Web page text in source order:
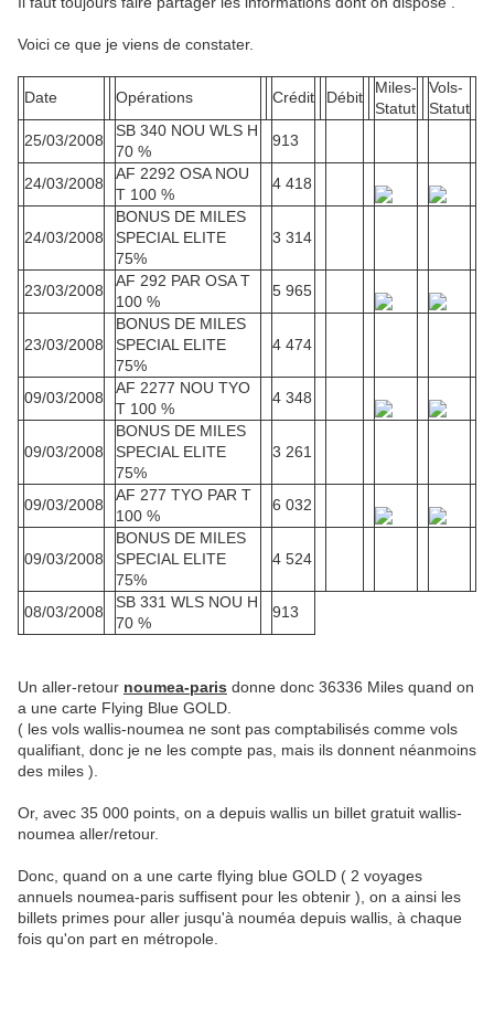
Voici ce que je viens de constater.
Date Opérations Crédit Débit
Miles-
Statut
Vols-
Statut
25/03/2008
SB 340 NOU WLS H
70 %
913
24/03/2008
AF 2292 OSA NOU
T 100 %
4 418
24/03/2008
BONUS DE MILES
SPECIAL ELITE
75%
3 314
23/03/2008
AF 292 PAR OSA T
100 %
5 965
23/03/2008
BONUS DE MILES
SPECIAL ELITE
75%
4 474
09/03/2008
AF 2277 NOU TYO
T 100 %
4 348
09/03/2008
BONUS DE MILES
SPECIAL ELITE
75%
3 261
09/03/2008
AF 277 TYO PAR T
100 %
6 032
09/03/2008
BONUS DE MILES
SPECIAL ELITE
75%
4 524
08/03/2008
SB 331 WLS NOU H
70 %
913
Un aller-retour noumea-paris donne donc 36336 Miles quand on
a une carte Flying Blue GOLD.
( les vols wallis-noumea ne sont pas comptabilisés comme vols
qualifiant, donc je ne les compte pas, mais ils donnent néanmoins
des miles ).
Or, avec 35 000 points, on a depuis wallis un billet gratuit wallis-
noumea aller/retour.
Donc, quand on a une carte flying blue GOLD ( 2 voyages
annuels noumea-paris suffisent pour les obtenir ), on a ainsi les
billets primes pour aller jusqu'à nouméa depuis wallis, à chaque
fois qu'on part en métropole.